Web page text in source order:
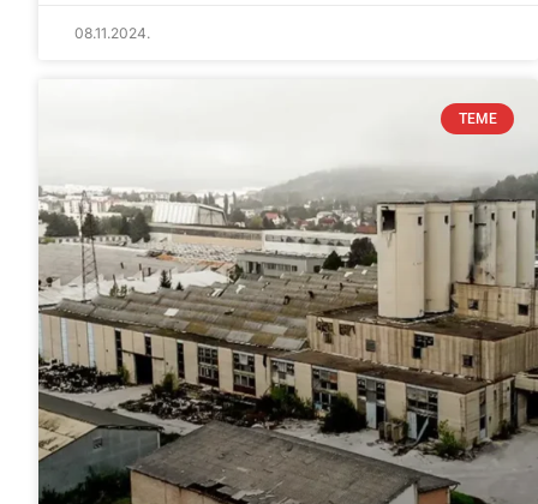
08.11.2024.
TEME